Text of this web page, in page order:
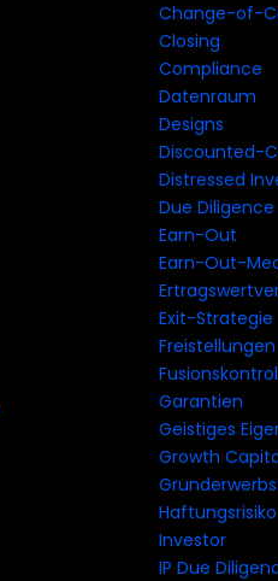
Change-of-
Closing
Compliance
Datenraum
Designs
Discounted-
Distressed
Due Diligence
Earn-Out
Earn-Out-
Exit-Strategie
Freistellungen
Garantien
Geistiges
Growth
Haftungsrisiko
Investor
IP Due